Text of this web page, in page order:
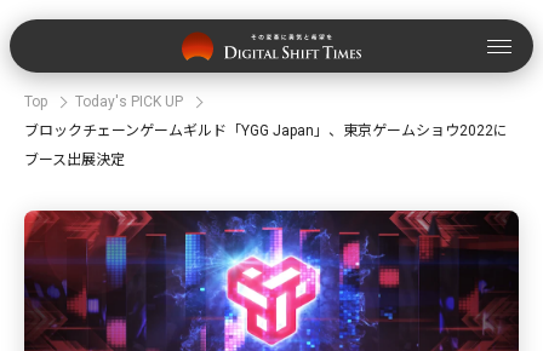
Top
Today's PICK UP
ブロックチェーンゲームギルド「YGG Japan」、東京ゲームショウ2022に
ブース出展決定